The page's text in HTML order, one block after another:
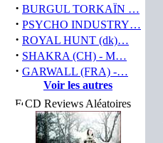
· BURGUL TORKAÏN …
· PSYCHO INDUSTRY…
· ROYAL HUNT (dk)…
· SHAKRA (CH) - M…
· GARWALL (FRA) -…
Voir les autres
CD Reviews Aléatoires